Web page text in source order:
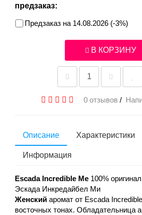
предзаказ:
Предзаказ на 14.08.2026 (-3%)
В КОРЗИНУ
0 отзывов /
Описание Характеристики
Информация
Escada Incredible Me 100%
Эскада Инкредайбел Ми
Женский аромат от Escada
восточных тонах. Обладательница